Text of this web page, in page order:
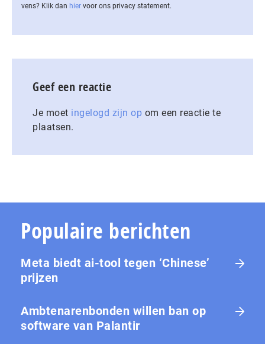
vens? Klik dan hier voor ons privacy statement.
Geef een reactie
Je moet ingelogd zijn op om een reactie te
plaatsen.
Populaire berichten
Meta biedt ai-tool tegen ‘Chinese’
prijzen
Ambtenarenbonden willen ban op
software van Palantir